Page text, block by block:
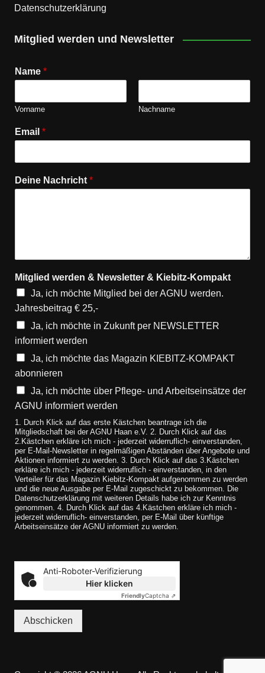
Datenschutz­erklärung
Mitglied werden und Newsletter
Name *
Vorname Nachname
Email *
Deine Nachricht *
Mitglied werden & Newsletter & Kiebitz-Kompakt
Ja, ich möchte Mitglied bei der AGNU werden.
Jahresbeitrag € 25,-
Ja, ich möchte in Zukunft per NEWSLETTER
informiert werden
Ja, ich möchte das Magazin KIEBITZ-KOMPAKT
abonnieren
Ja, ich möchte über Pflege- und Arbeitseinsätze der
AGNU informiert werden
1. Durch Klick auf das erste Kästchen beantrage ich die
Mitgliedschaft bei der AGNU Haan e.V. 2. Durch Klick auf das
2.Kästchen erkläre ich mich - jederzeit widerruflich- einverstanden,
per E-Mail-Newsletter in regelmäßigen Abständen über Angebote und
Aktionen informiert zu werden. 3. Durch Klick auf das 3.Kästchen
erkläre ich mich - jederzeit widerruflich - einverstanden, in den
Verteiler für das Magazin Kiebitz-Kompakt aufgenommen zu werden
und die neue Ausgabe per E-Mail zugeschickt zu bekommen. Die
Datenschutzerklärung mit weiteren Details habe ich zur Kenntnis
genommen. 4. Durch Klick auf das 4.Kästchen erkläre ich mich -
jederzeit widerruflich- einverstanden, per E-Mail über künftige
Arbeitseinsätze der AGNU informiert zu werden.
Anti-Roboter-Verifizierung
Hier klicken
FriendlyCaptcha ⇗
Abschicken